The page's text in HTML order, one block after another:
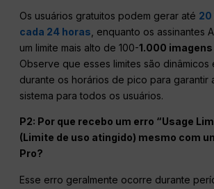
Os usuários gratuitos podem gerar até 20
cada 24 horas , enquanto os assinantes
um limite mais alto de 100-1.000 imagens
Observe que esses limites são dinâmicos
durante os horários de pico para garantir
sistema para todos os usuários.
P2: Por que recebo um erro “Usage
(Limite de uso atingido) mesmo com
Pro?
Esse erro geralmente ocorre durante